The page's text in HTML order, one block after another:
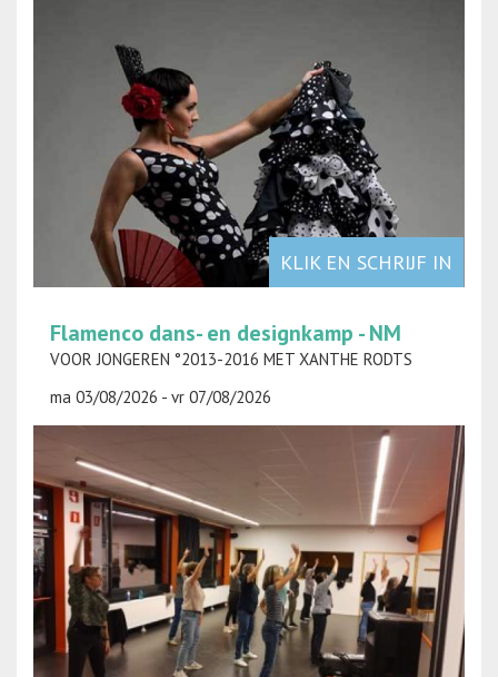
KLIK EN SCHRIJF IN
Flamenco dans- en designkamp - NM
VOOR JONGEREN °2013-2016 MET XANTHE RODTS
ma 03/08/2026 - vr 07/08/2026